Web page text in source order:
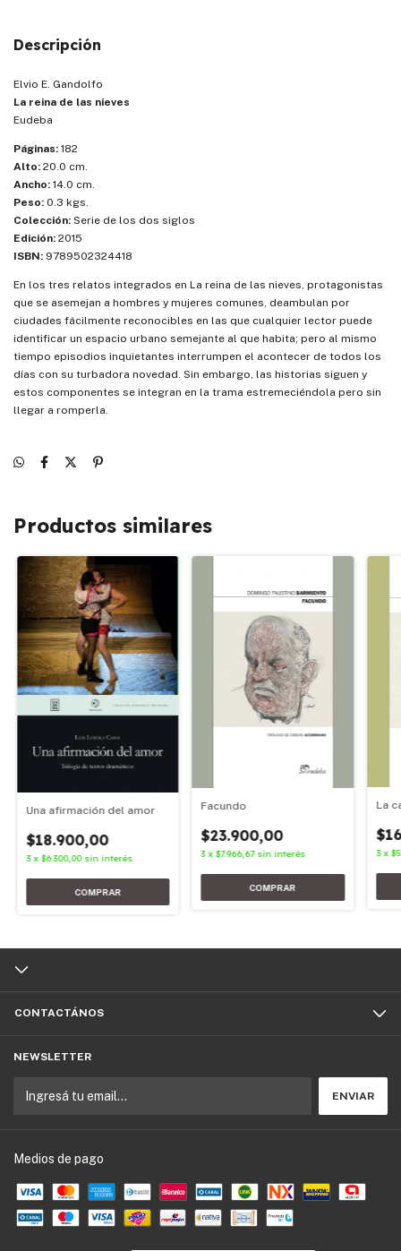
Descripción
Elvio E. Gandolfo
La reina de las nieves
Eudeba
Páginas: 182
Alto: 20.0 cm.
Ancho: 14.0 cm.
Peso: 0.3 kgs.
Colección: Serie de los dos siglos
Edición: 2015
ISBN: 9789502324418
En los tres relatos integrados en La reina de las nieves, protagonistas
que se asemejan a hombres y mujeres comunes, deambulan por
ciudades fácilmente reconocibles en las que cualquier lector puede
identificar un espacio urbano semejante al que habita; pero al mismo
tiempo episodios inquietantes interrumpen el acontecer de todos los
días con su turbadora novedad. Sin embargo, las historias siguen y
estos componentes se integran en la trama estremeciéndola pero sin
llegar a romperla.
Productos similares
Una afirmación del amor
$18.900,00
3 x $6.300,00 sin interés
Facundo
$23.900,00
3 x$7.966,67 sin interés
La
3 x
CONTACTÁNOS
NEWSLETTER
Medios de pago